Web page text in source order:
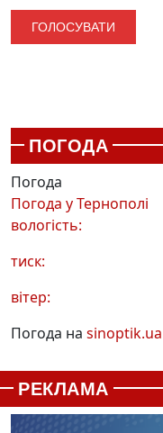
ПОГОДА
Погода
Погода уТернополі
вологість:
тиск:
вітер:
Погода на sinoptik.ua
РЕКЛАМА